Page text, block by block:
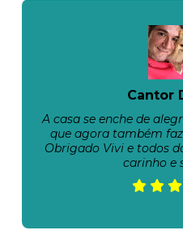
Cantor
A casa se enche de
que agora também
Obrigado Vivi e todos
carinho e